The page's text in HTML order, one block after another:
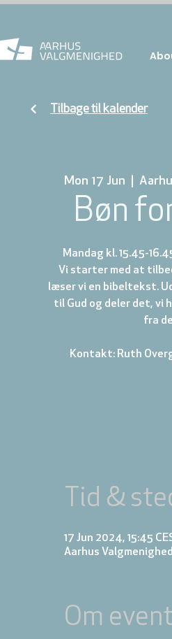
Mon 17 Jun
  |
Bøn
Mandag kl. 15.45-
Vi starter med at
læser vi en bibeltekst.
til Gud og deler det, vi
fra
Kontakt: Ruth
Tid &
17 Jun 2024, 15:45
Aarhus
Om
Tilbage til kalender